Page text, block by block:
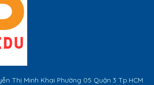
Thị Minh Khai Phường 05 Quận 3 Tp.HCM